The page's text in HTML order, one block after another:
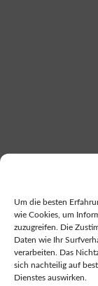
Um die besten
wie Cookies, um
zuzugreifen. Die
Daten wie Ihr
verarbeiten. Das
sich nachteilig auf
Dienstes auswirken.